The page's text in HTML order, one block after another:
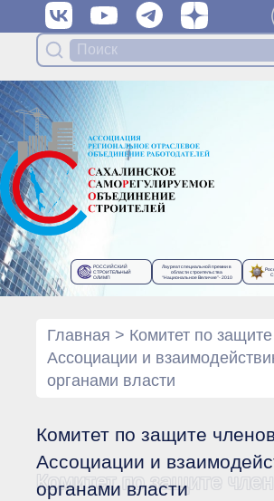
Органы
●
●
●
●
● Архив
Протоколы
●
●
● Сбор
РОССИЙСКИЙ
СТРОИТЕЛЬНЫЙ
ОЛИМП
Лауреат специальной премии в
области строительства
“Национальное Величие”- 2010
Главная > Комитет по
Ассоциации и
органами власти
Комитет по защите
Ассоциации и
органами власти
Комитет по защите